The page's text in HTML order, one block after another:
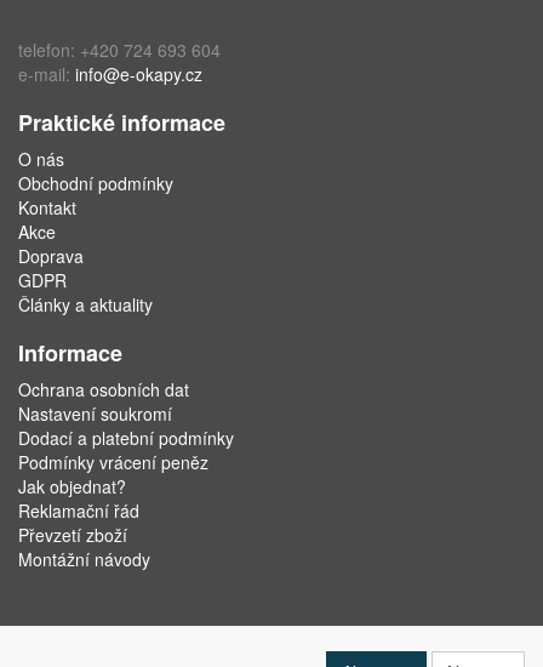
telefon: +420 724 693 604
e-mail: info@e-okapy.cz
Praktické informace
O nás
Obchodní podmínky
Kontakt
Akce
Doprava
GDPR
Články a aktuality
Informace
Ochrana osobních dat
Nastavení soukromí
Dodací a platební podmínky
Podmínky vrácení peněz
Jak objednat?
Reklamační řád
Převzetí zboží
Montážní návody